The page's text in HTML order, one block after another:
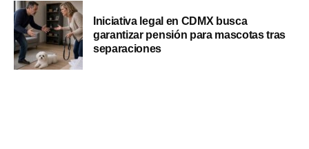
Iniciativa legal en CDMX busca
garantizar pensión para mascotas tras
separaciones